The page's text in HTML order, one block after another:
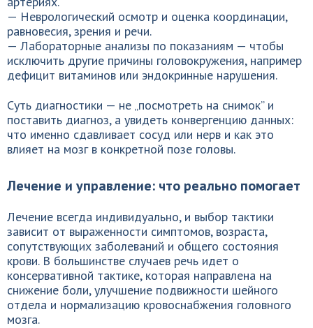
— Неврологический осмотр и оценка координации,
равновесия, зрения и речи.
— Лабораторные анализы по показаниям — чтобы
исключить другие причины головокружения, например
дефицит витаминов или эндокринные нарушения.
Суть диагностики — не „посмотреть на снимок” и
поставить диагноз, а увидеть конвергенцию данных:
что именно сдавливает сосуд или нерв и как это
влияет на мозг в конкретной позе головы.
Лечение и управление: что реально помогает
Лечение всегда индивидуально, и выбор тактики
зависит от выраженности симптомов, возраста,
сопутствующих заболеваний и общего состояния
крови. В большинстве случаев речь идет о
консервативной тактике, которая направлена на
снижение боли, улучшение подвижности шейного
отдела и нормализацию кровоснабжения головного
мозга.